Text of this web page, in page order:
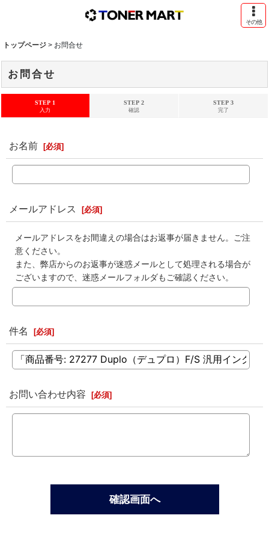
その他
トップページ > お問合せ
お問合せ
STEP 1
入力
STEP 2
確認
STEP 3
完了
お名前 [必須]
メールアドレス [必須]
メールアドレスをお間違えの場合はお返事が届きません。ご注
意ください。
また、弊店からのお返事が迷惑メールとして処理される場合が
ございますので、迷惑メールフォルダもご確認ください。
件名 [必須]
お問い合わせ内容 [必須]
確認画面へ